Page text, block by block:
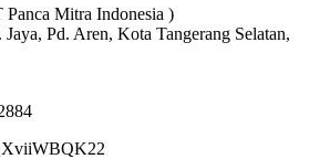
Mitra Indonesia )
Pd. Aren, Kota Tangerang Selatan,